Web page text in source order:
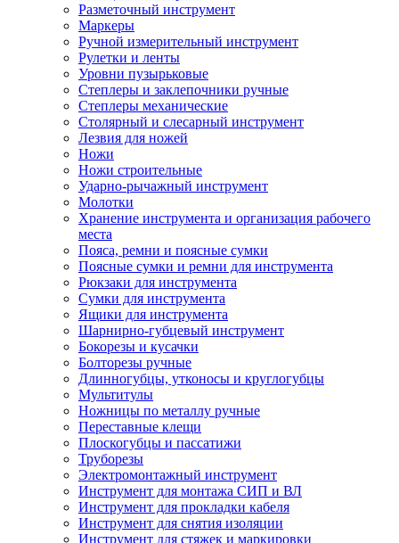
Разметочный инструмент
Маркеры
Ручной измерительный инструмент
Рулетки и ленты
Уровни пузырьковые
Степлеры и заклепочники ручные
Степлеры механические
Столярный и слесарный инструмент
Лезвия для ножей
Ножи
Ножи строительные
Ударно-рычажный инструмент
Молотки
Хранение инструмента и организация рабочего
места
Пояса, ремни и поясные сумки
Поясные сумки и ремни для инструмента
Рюкзаки для инструмента
Сумки для инструмента
Ящики для инструмента
Шарнирно-губцевый инструмент
Бокорезы и кусачки
Болторезы ручные
Длинногубцы, утконосы и круглогубцы
Мультитулы
Ножницы по металлу ручные
Переставные клещи
Плоскогубцы и пассатижи
Труборезы
Электромонтажный инструмент
Инструмент для монтажа СИП и ВЛ
Инструмент для прокладки кабеля
Инструмент для снятия изоляции
Инструмент для стяжек и маркировки